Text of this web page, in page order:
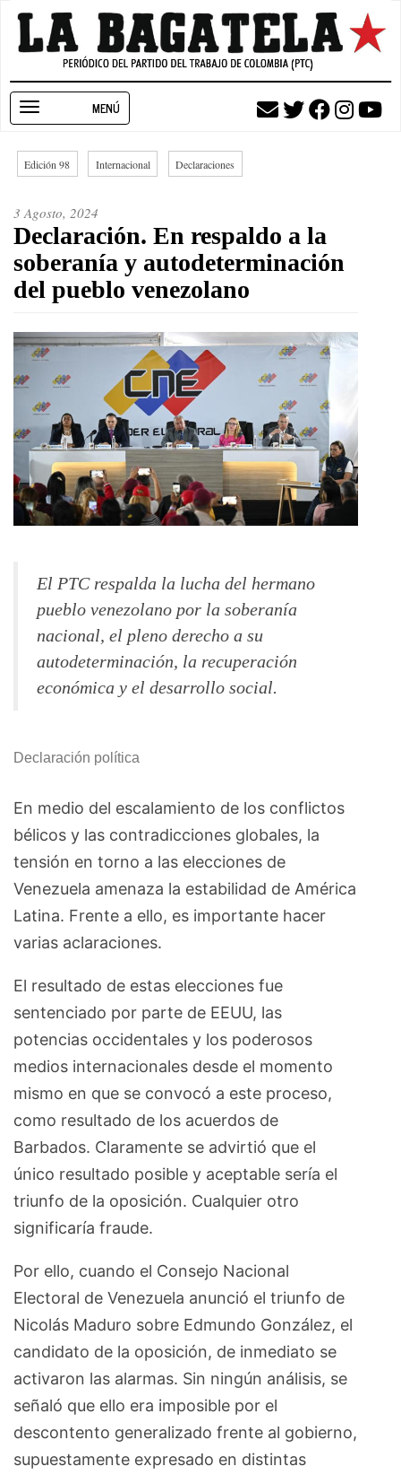
Pasar
contenido
navigation
Edición 98 Internacional Declaraciones
3 Agosto, 2024
Declaración. En respaldo a la
soberanía y autodeterminación
del pueblo venezolano
El PTC respalda la lucha del hermano
pueblo venezolano por la soberanía
nacional, el pleno derecho a su
autodeterminación, la recuperación
económica y el desarrollo social.
Declaración política
En medio del escalamiento de los conflictos
bélicos y las contradicciones globales, la
tensión en torno a las elecciones de
Venezuela amenaza la estabilidad de América
Latina. Frente a ello, es importante hacer
varias aclaraciones.
El resultado de estas elecciones fue
sentenciado por parte de EEUU, las
potencias occidentales y los poderosos
medios internacionales desde el momento
mismo en que se convocó a este proceso,
como resultado de los acuerdos de
Barbados. Claramente se advirtió que el
único resultado posible y aceptable sería el
triunfo de la oposición. Cualquier otro
significaría fraude.
Por ello, cuando el Consejo Nacional
Electoral de Venezuela anunció el triunfo de
Nicolás Maduro sobre Edmundo González, el
candidato de la oposición, de inmediato se
activaron las alarmas. Sin ningún análisis, se
señaló que ello era imposible por el
descontento generalizado frente al gobierno,
supuestamente expresado en distintas